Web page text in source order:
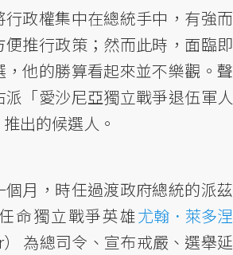
政權集中在總統手中，有強而
推行政策；然而此時，面臨即
他的勝算看起來並不樂觀。聲
「愛沙尼亞獨立戰爭退伍軍人
出的候選人。
月，時任過渡政府總統的派茲
命獨立戰爭英雄尤翰．萊多涅
） 為總司令、宣布戒嚴、選舉延